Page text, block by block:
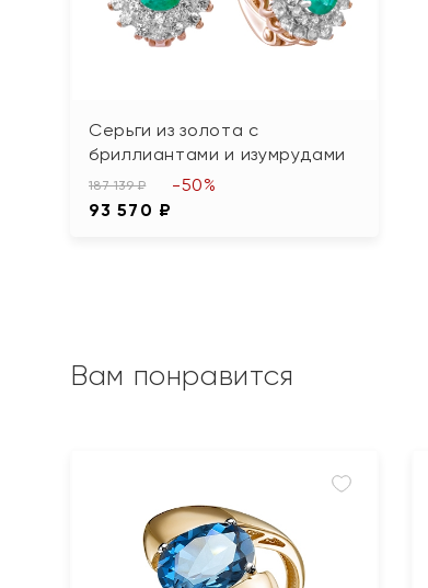
Серьги из золота с
бриллиантами и изумрудами
187 139 ₽
93 570 ₽
-50%
Вам понравится